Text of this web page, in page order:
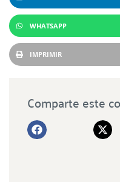
WHATSAPP
IMPRIMIR
Comparte este